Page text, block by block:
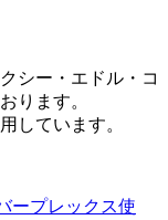
シー・エドル・コ
ります。
しています。
ープレックス使